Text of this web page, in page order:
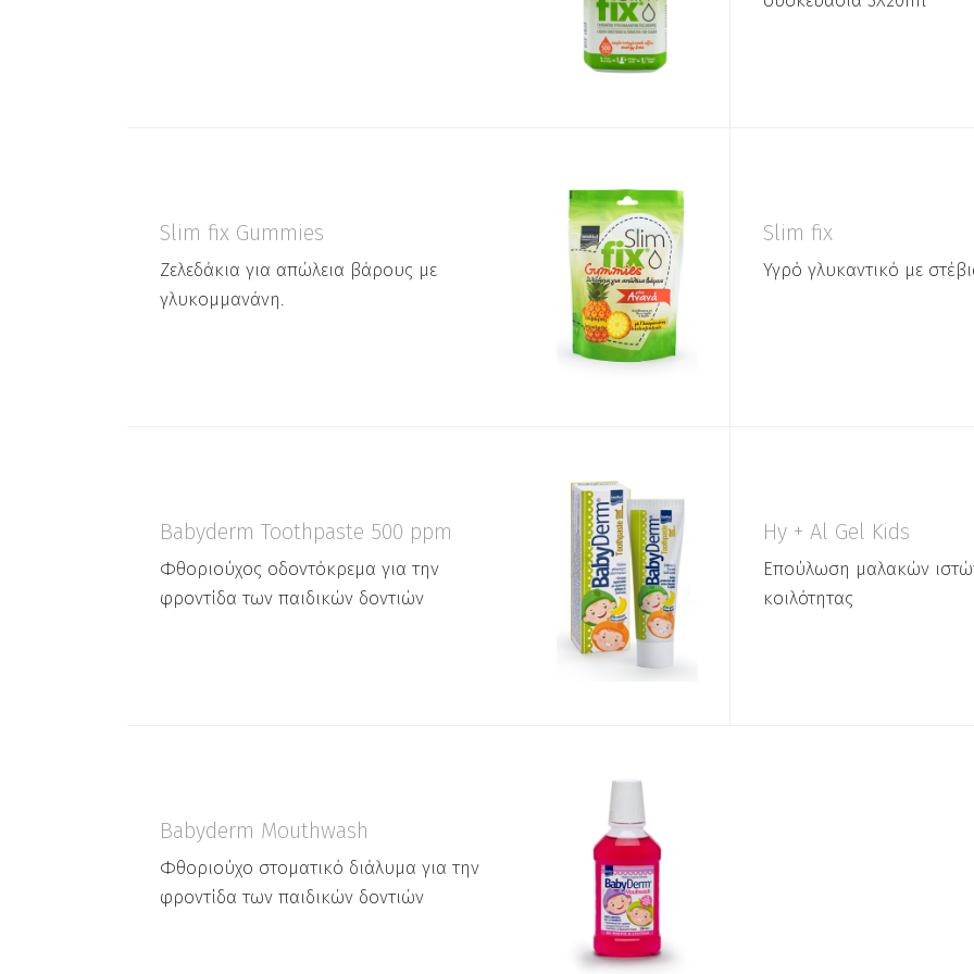
Slim fix Gummies
Ζελεδάκια για απώλεια βάρους με
γλυκομμανάνη.
Slim fix
Υγρό γλυκαντικό με
Babyderm Toothpaste 500 ppm
Φθοριούχος οδοντόκρεμα για την
φροντίδα των παιδικών δοντιών
Hy + Al Gel Kids
Επούλωση μαλακών
κοιλότητας
Babyderm Mouthwash
Φθοριούχο στοματικό διάλυμα για την
φροντίδα των παιδικών δοντιών